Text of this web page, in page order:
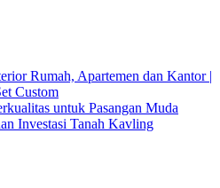
Rumah, Apartemen dan Kantor |
Custom
untuk Pasangan Muda
Investasi Tanah Kavling